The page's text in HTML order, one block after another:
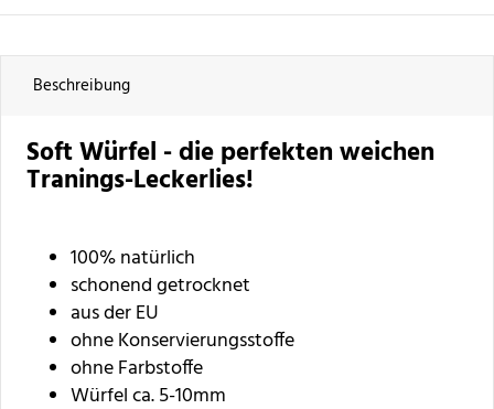
Beschreibung
Soft Würfel - die perfekten weichen
Tranings-Leckerlies!
100% natürlich
schonend getrocknet
aus der EU
ohne Konservierungsstoffe
ohne Farbstoffe
Würfel ca. 5-10mm